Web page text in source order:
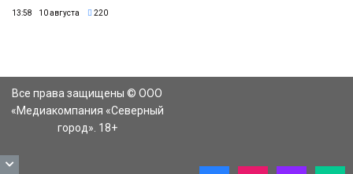
13:58 10 августа 220
Все права защищены © ООО
«Медиакомпания «Северный
город». 18+